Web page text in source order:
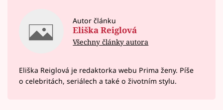
Autor článku
Eliška Reiglová
Všechny články autora
Eliška Reiglová je redaktorka webu Prima ženy. Píše
o celebritách, seriálech a také o životním stylu.